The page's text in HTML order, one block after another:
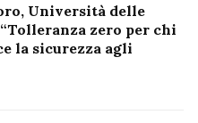
Università delle
zero per chi
la sicurezza agli